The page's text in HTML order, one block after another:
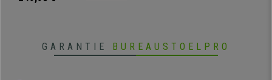
GARANTIE BUREAUSTOELPRO